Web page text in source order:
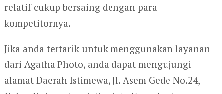
relatif cukup bersaing dengan para
kompetitornya.
Jika anda tertarik untuk menggunakan layanan
dari Agatha Photo, anda dapat mengujungi
alamat Daerah Istimewa, Jl. Asem Gede No.24,